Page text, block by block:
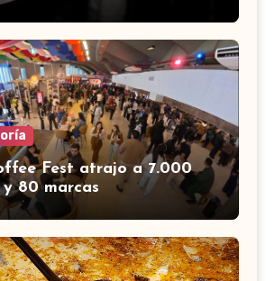
Fest atrajo a 7.000
y 80 marcas